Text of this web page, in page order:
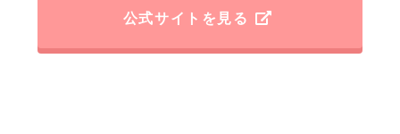
公式サイトを見る